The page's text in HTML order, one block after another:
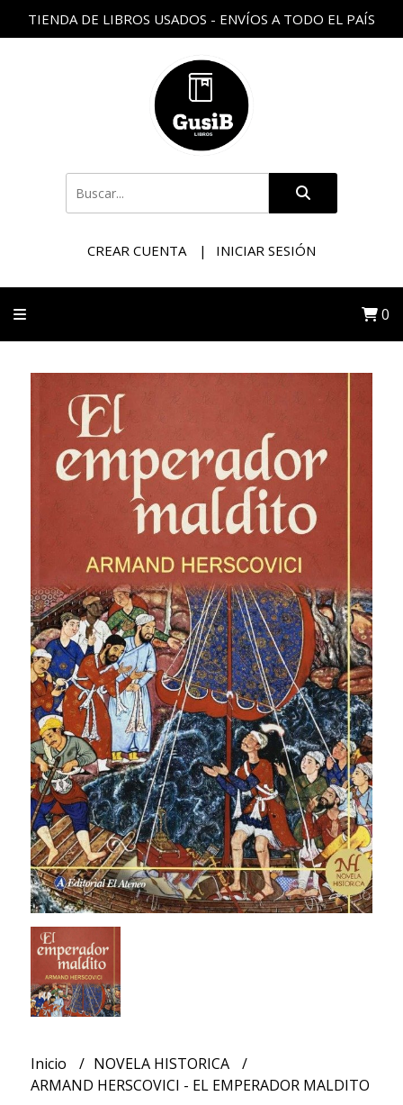
TIENDA DE LIBROS USADOS - ENVÍOS A TODO EL PAÍS
CREAR CUENTA INICIAR SESIÓN
0
Inicio
NOVELA HISTORICA
ARMAND HERSCOVICI - EL EMPERADOR MALDITO